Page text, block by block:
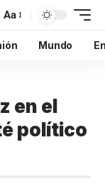
Aa
Mundo
en el
político